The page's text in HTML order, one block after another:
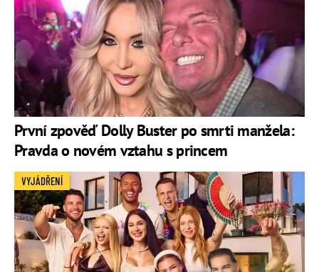
První zpověď Dolly Buster po smrti manžela:
Pravda o novém vztahu s princem
VYJÁDŘENÍ